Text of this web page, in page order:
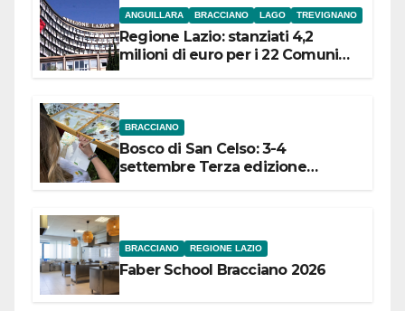
ANGUILLARA BRACCIANO LAGO TREVIGNANO
Regione Lazio: stanziati 4,2
milioni di euro per i 22 Comuni
BRACCIANO
Bosco di San Celso: 3-4
settembre Terza edizione
BRACCIANO REGIONE LAZIO
Faber School Bracciano 2026